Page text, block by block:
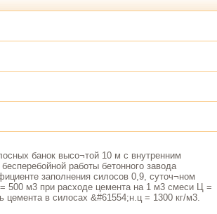
банок высо¬той 10 м с внутренним
работы бетонного завода
заполнения силосов 0,9, суточ¬ном
500 м3 при расходе цемента на 1 м3 смеси Ц =
цемента в силосах &#61554;н.ц = 1300 кг/м3.